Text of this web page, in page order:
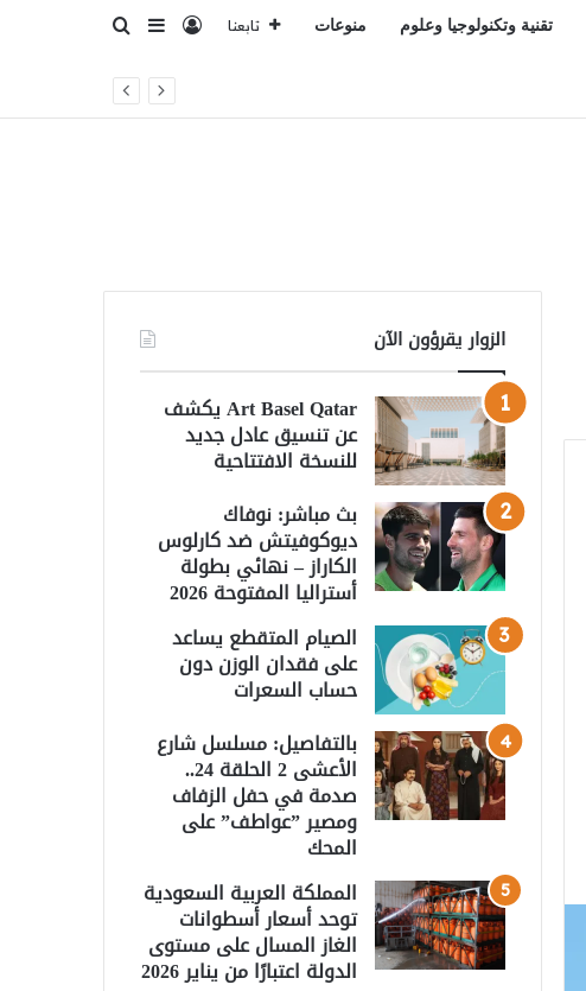
تقنية وتكنولوجيا وعلوم منوعات تابعنا تسجيل الدخول
إضافة عمود
بحث عن
الزوار يقرؤون الآن
Art Basel Qatar يكشف
عن تنسيق عادل جديد
للنسخة الافتتاحية
بث مباشر: نوفاك
ديوكوفيتش ضد كارلوس
الكاراز – نهائي بطولة
أستراليا المفتوحة 2026
الصيام المتقطع يساعد
على فقدان الوزن دون
حساب السعرات
بالتفاصيل: مسلسل شارع
الأعشى 2 الحلقة 24..
صدمة في حفل الزفاف
ومصير ”عواطف” على
المحك
المملكة العربية السعودية
توحد أسعار أسطوانات
الغاز المسال على مستوى
الدولة اعتبارًا من يناير 2026